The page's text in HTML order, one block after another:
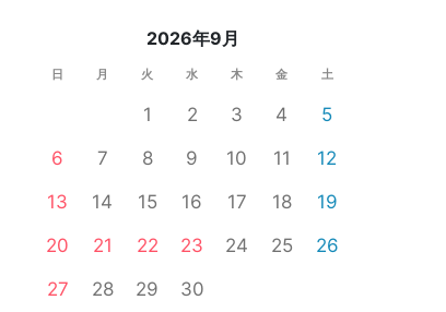
2026年9月
日 月 火 水 木 金 土
1 2 3 4
5
6
7 8 9 10 11
12
13
14 15 16 17 18
19
20
21 22 23 24 25
26
27
28 29 30